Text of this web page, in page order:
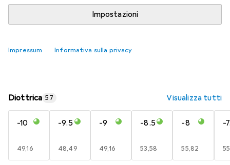
Impostazioni
Impressum Informativa sulla privacy
Aggiungi al carrello
Diottrica 57 Visualizza tutti
-10
EUR
49,16
-9.5
EUR
48,49
-9
EUR
49,16
-8.5
EUR
53,58
-8
EUR
55,82
-